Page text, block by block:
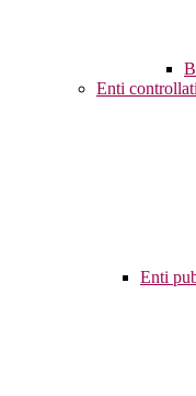
Enti controllati
Enti